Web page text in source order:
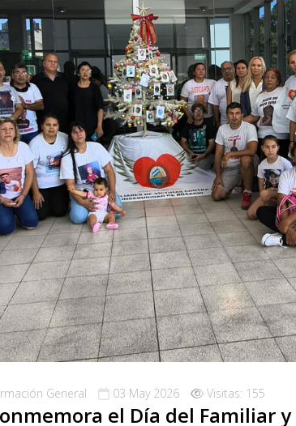
General 03 May 2026 Visitas: 155
el Día del Familiar